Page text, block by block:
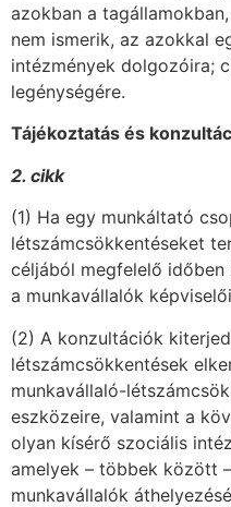
azokban a
nem ismerik, az azokkal
intézmények dolgozóira;
legénységére.
Tájékoztatás és
2. cikk
(1) Ha egy munkáltató
létszámcsökkentéseket
céljából megfelelő
a munkavállalók
(2) A konzultációk
létszámcsökkentések
munkavállaló-
eszközeire, valamint a
olyan kísérő szociális
amelyek – többek között
munkavállalók